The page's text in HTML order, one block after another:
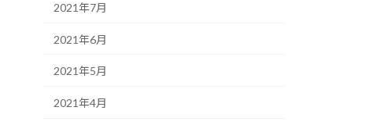
2021年7月
2021年6月
2021年5月
2021年4月